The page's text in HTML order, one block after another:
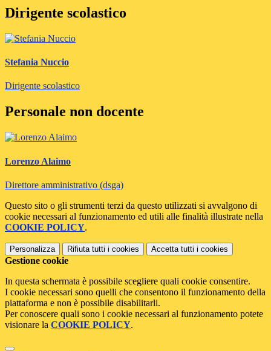
Dirigente scolastico
Stefania Nuccio
Dirigente scolastico
Personale non docente
Lorenzo Alaimo
Direttore amministrativo (dsga)
Questo sito o gli strumenti terzi da questo utilizzati si avvalgono di
cookie necessari al funzionamento ed utili alle finalità illustrate nella
COOKIE POLICY.
Personalizza Rifiuta tutti i cookies Accetta tutti i cookies
Gestione cookie
In questa schermata è possibile scegliere quali cookie consentire.
I cookie necessari sono quelli che consentono il funzionamento della
piattaforma e non è possibile disabilitarli.
Per conoscere quali sono i cookie necessari al funzionamento potete
visionare la COOKIE POLICY.